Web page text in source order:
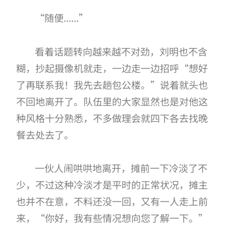
“随便......”
看着话题转向越来越不对劲，刘明也不含
糊，抄起摄像机就走，一边走一边招呼“想好
了再联系我！我先去趟包公楼。”说着就头也
不回地离开了。队伍里的大家显然也是对他这
种风格十分熟悉，不多做理会就四下各去找晚
餐去处去了。
一伙人闹哄哄地离开，摊前一下冷淡了不
少，不过这种冷淡才是平时的正常状况，摊主
也并不在意，不料还没一回，又有一人走上前
来，“你好，我有些情况想向您了解一下。”